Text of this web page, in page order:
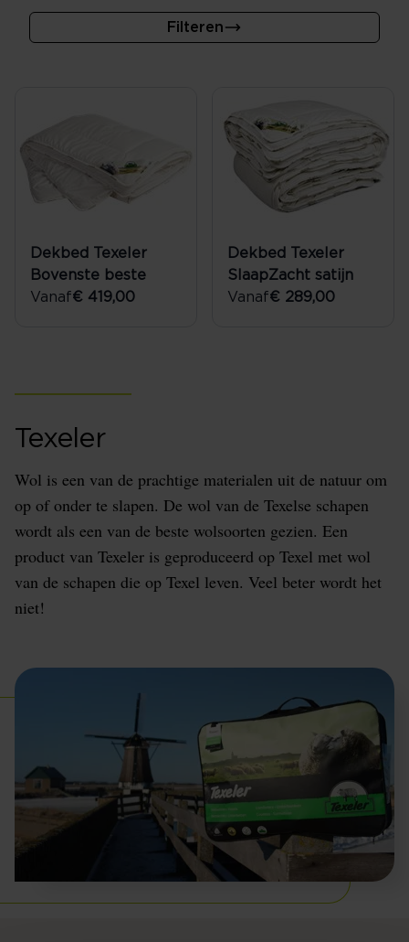
Filteren
Dekbed Texeler
Bovenste beste
Vanaf€ 419,00
Dekbed Texeler
SlaapZacht satijn
Vanaf€ 289,00
Texeler
Wol is een van de prachtige materialen uit de natuur om
op of onder te slapen. De wol van de Texelse schapen
wordt als een van de beste wolsoorten gezien. Een
product van Texeler is geproduceerd op Texel met wol
van de schapen die op Texel leven. Veel beter wordt het
niet!